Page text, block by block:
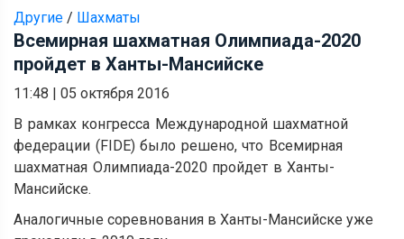
Другие / Шахматы
Всемирная шахматная Олимпиада-2020
пройдет в Ханты-Мансийске
11:48 | 05 октября 2016
В рамках конгресса Международной шахматной
федерации (FIDE) было решено, что Всемирная
шахматная Олимпиада-2020 пройдет в Ханты-
Мансийске.
Аналогичные соревнования в Ханты-Мансийске уже